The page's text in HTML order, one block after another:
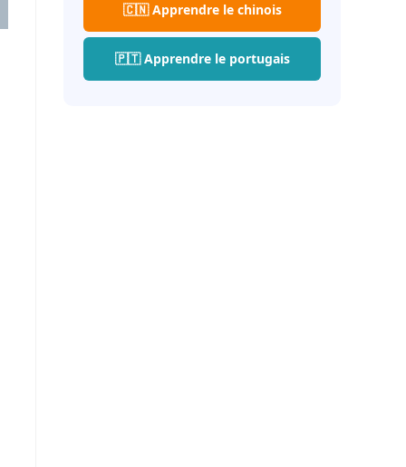
🇨🇳 Apprendre le chinois
🇵🇹 Apprendre le portugais